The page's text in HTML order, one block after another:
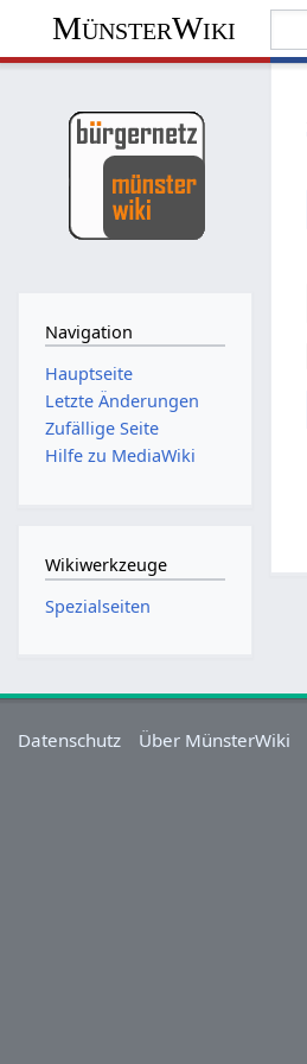
MünsterWiki
Navigation
Hauptseite
Letzte Änderungen
Zufällige Seite
Hilfe zu MediaWiki
Wikiwerkzeuge
Spezialseiten
Datenschutz Über MünsterWiki